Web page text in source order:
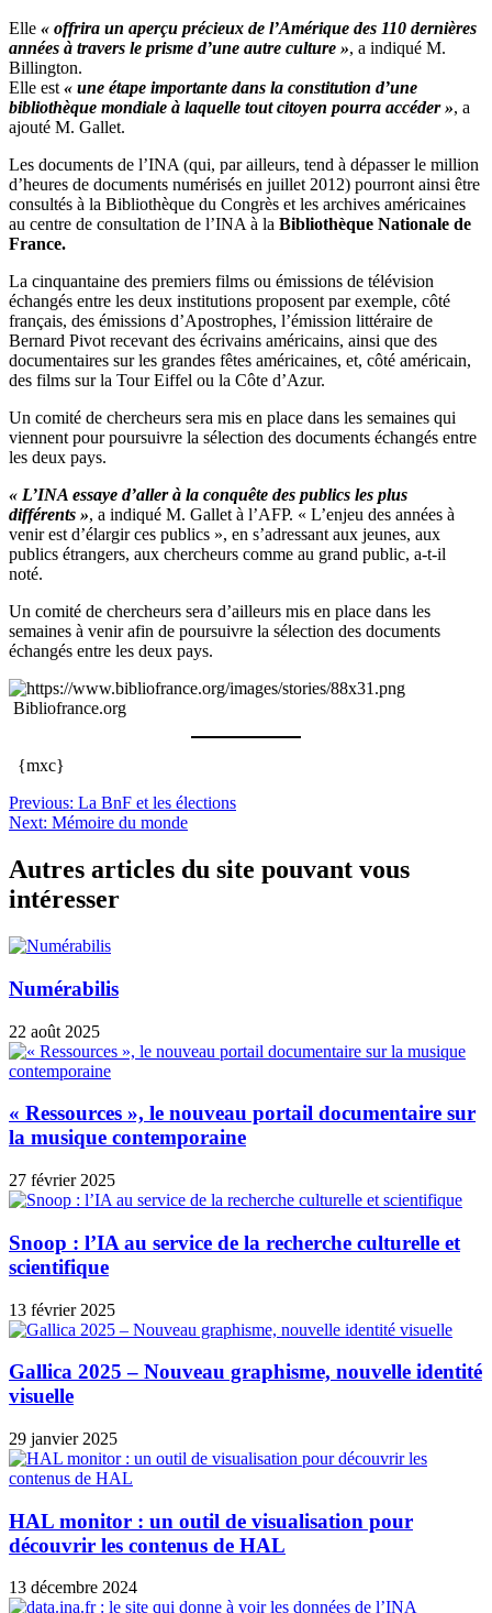
Elle « offrira un aperçu précieux de l’Amérique des 110 dernières
années à travers le prisme d’une autre culture », a indiqué M.
Billington.
Elle est« une étape importante dans la constitution d’une
bibliothèque mondiale à laquelle tout citoyen pourra accéder », a
ajouté M. Gallet.
Les documents de l’INA (qui, par ailleurs, tend à dépasser le million
d’heures de documents numérisés en juillet 2012) pourront ainsi être
consultés à la Bibliothèque du Congrès et les archives américaines
au centre de consultation de l’INA à la Bibliothèque Nationale de
France.
La cinquantaine des premiers films ou émissions de télévision
échangés entre les deux institutions proposent par exemple, côté
français, des émissions d’Apostrophes, l’émission littéraire de
Bernard Pivot recevant des écrivains américains, ainsi que des
documentaires sur les grandes fêtes américaines, et, côté américain,
des films sur la Tour Eiffel ou la Côte d’Azur.
Un comité de chercheurs sera mis en place dans les semaines qui
viennent pour poursuivre la sélection des documents échangés entre
les deux pays.
« L’INA essaye d’aller à la conquête des publics les plus
différents », a indiqué M. Gallet à l’AFP. « L’enjeu des années à
venir est d’élargir ces publics », en s’adressant aux jeunes, aux
publics étrangers, aux chercheurs comme au grand public, a-t-il
noté.
Un comité de chercheurs sera d’ailleurs mis en place dans les
semaines à venir afin de poursuivre la sélection des documents
échangés entre les deux pays.
Bibliofrance.org
{mxc}
Navigation
de
l’article
Previous: La BnF et les élections
Next: Mémoire du monde
Autres articles du site pouvant vous
intéresser
Numérabilis
22 août 2025
« Ressources », le nouveau portail documentaire sur
la musique contemporaine
27 février 2025
Snoop : l’IA au service de la recherche culturelle et
scientifique
13 février 2025
Gallica 2025 – Nouveau graphisme, nouvelle identité
visuelle
29 janvier 2025
HAL monitor : un outil de visualisation pour
découvrir les contenus de HAL
13 décembre 2024